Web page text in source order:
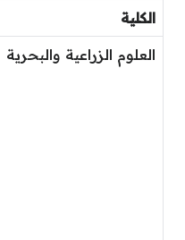
الكلية
العلوم الزراعية والبحرية